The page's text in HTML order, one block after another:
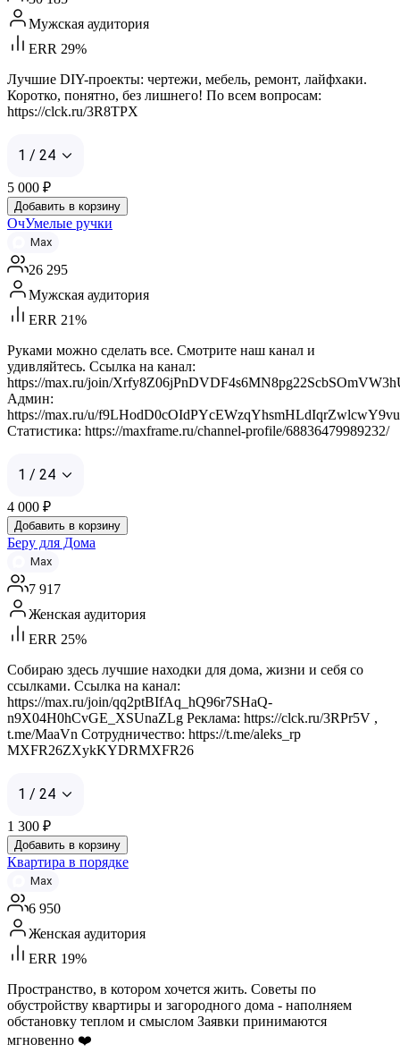
Мужская аудитория
ERR 29%
Лучшие DIY-проекты: чертежи, мебель, ремонт, лайфхаки.
Коротко, понятно, без лишнего! По всем вопросам:
https://clck.ru/3R8TPX
1 / 24
5 000 ₽
Добавить в корзину
ОчУмелые ручки
Max
26 295
Мужская аудитория
ERR 21%
Руками можно сделать все. Смотрите наш канал и
удивляйтесь. Ссылка на канал:
https://max.ru/join/
Админ:
https://max.ru/u/
Статистика: https://maxframe.ru/channel-profile/68836479989232/
1 / 24
4 000 ₽
Добавить в корзину
Беру для Дома
Max
7 917
Женская аудитория
ERR 25%
Собираю здесь лучшие находки для дома, жизни и себя со
ссылками. Ссылка на канал:
https://max.ru/join/qq2ptBIfAq_hQ96r7SHaQ-
n9X04H0hCvGE_XSUnaZLg Реклама: https://clck.ru/3RPr5V ,
t.me/MaaVn Сотрудничество: https://t.me/aleks_rp
MXFR26ZXykKYDRMXFR26
1 / 24
1 300 ₽
Добавить в корзину
Квартира в порядке
Max
6 950
Женская аудитория
ERR 19%
Пространство, в котором хочется жить. Советы по
обустройству квартиры и загородного дома - наполняем
обстановку теплом и смыслом Заявки принимаются
мгновенно ❤️